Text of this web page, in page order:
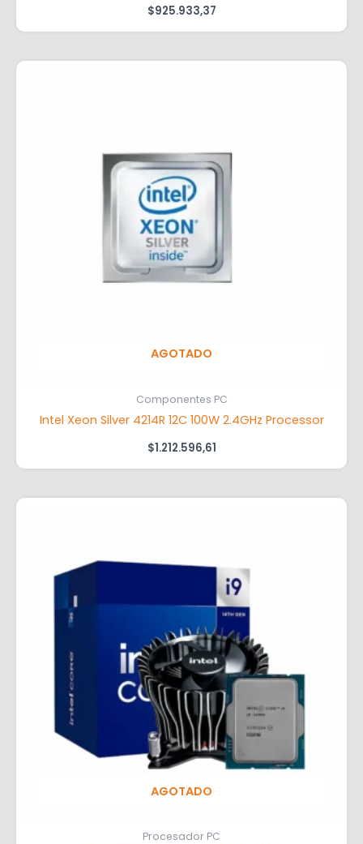
$925.933,37
AGOTADO
Componentes PC
Intel Xeon Silver 4214R 12C 100W 2.4GHz Processor
$1.212.596,61
AGOTADO
Procesador PC